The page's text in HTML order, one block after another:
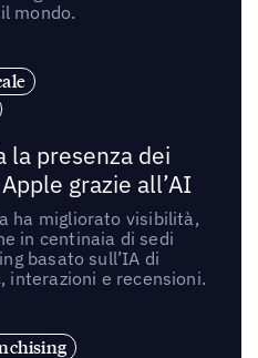
mondo.
la presenza dei
grazie all’AI
ha migliorato visibilità,
in centinaia di sedi
basato sull’IA di
interazioni e recensioni.